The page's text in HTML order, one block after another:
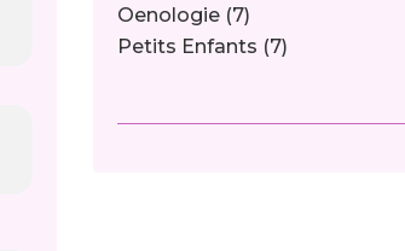
Oenologie (7)
Petits Enfants (7)